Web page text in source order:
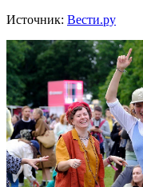
Источник: Вести.ру